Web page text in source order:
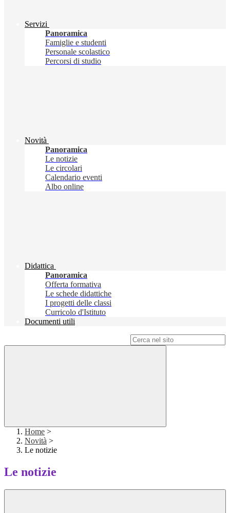
Servizi
Panoramica
Famiglie e studenti
Personale scolastico
Percorsi di studio
Novità
Panoramica
Le notizie
Le circolari
Calendario eventi
Albo online
Didattica
Panoramica
Offerta formativa
Le schede didattiche
I progetti delle classi
Curricolo d'Istituto
Documenti utili
Home >
Novità >
Le notizie
Le notizie